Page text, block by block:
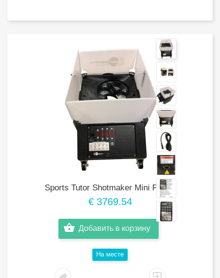
Sports Tutor Shotmaker Mini Player
€ 3769.54
Добавить в корзину
Hа месте